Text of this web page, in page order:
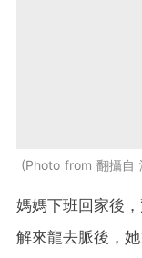
Photo from 翻攝自
媽媽下班回家後
解來龍去脈後，